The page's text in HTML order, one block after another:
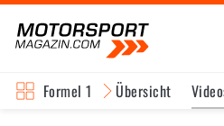
Formel 1 Übersicht